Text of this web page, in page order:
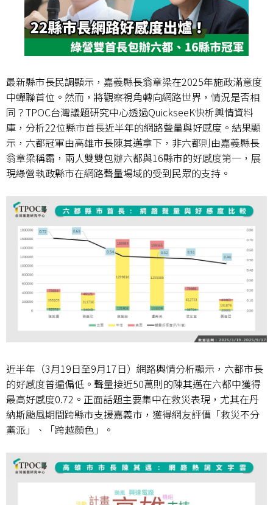
最新縣市長民調顯示，嘉義縣長翁章梁在2025年施政滿意度
中蟬聯首位。然而，將觀察視角轉向網路世界，情況是否相
同？TPOC台灣議題研究中心透過QuickseeK快析輿情資料
庫，分析22位縣市首長近半年的網路聲量與好感度。結果顯
示，六都冠軍由高雄市長陳其邁拿下，非六都則由嘉義縣長
翁章梁稱霸，兩人雙雙包辦六都與16縣市的好感度第一，展
現綠營執政縣市在網路聲量場域的受到民眾的支持。
近半年（3月19日至9月17日）網路輿情分析顯示，六都市長
的好感度普遍偏低。聲量接近50萬則的陳其邁在六都中獲得
最高好感度0.72 。正面話題主要集中在救災表現，尤其在丹
納斯颱風期間跨縣市支援嘉義市，獲得網友評價「救災不分
黨派」、「跨越顏色」。